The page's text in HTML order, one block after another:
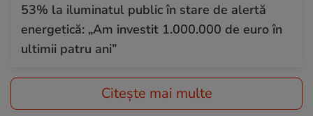
53% la iluminatul public în stare de alertă
energetică: „Am investit 1.000.000 de euro în
ultimii patru ani”
Citește mai multe